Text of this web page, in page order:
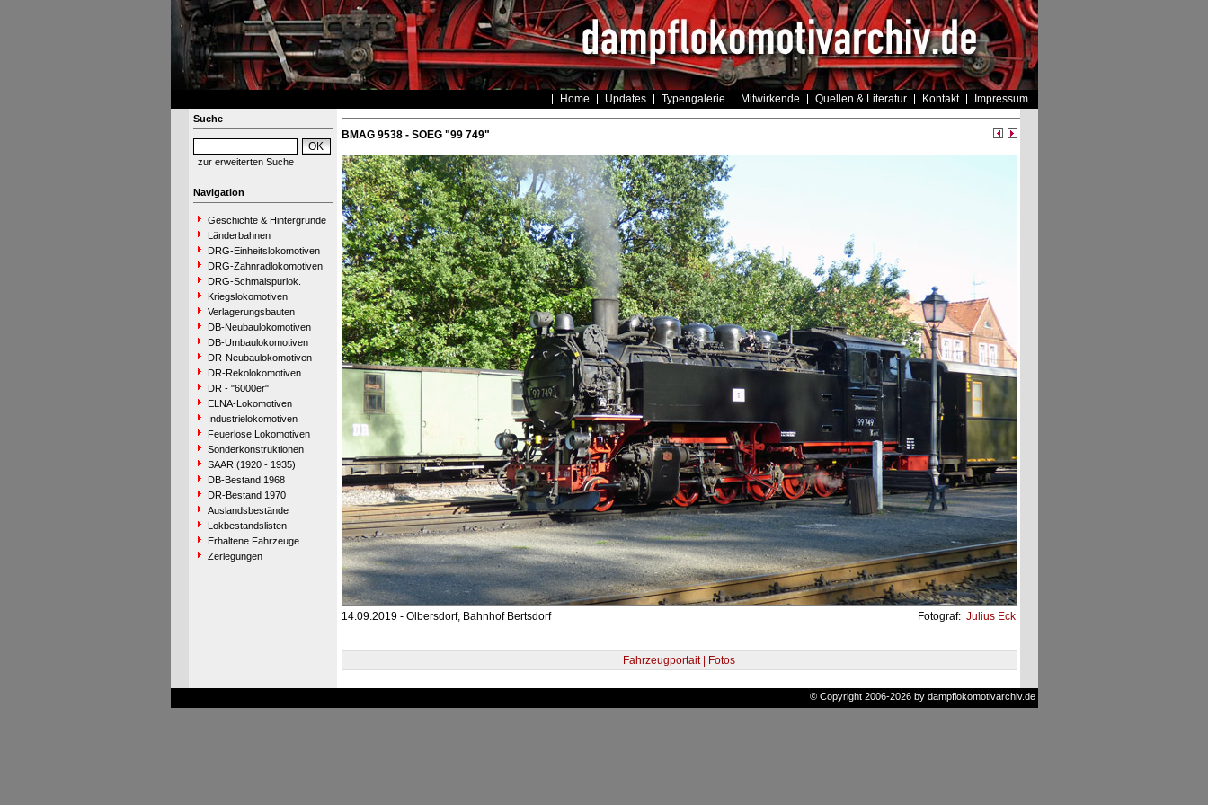
Home Updates Typengalerie Mitwirkende Quellen & Literatur Kontakt Impressum
Suche
zur erweiterten Suche
Navigation
Geschichte & Hintergründe
Länderbahnen
DRG-Einheitslokomotiven
DRG-Zahnradlokomotiven
DRG-Schmalspurlok.
Kriegslokomotiven
Verlagerungsbauten
DB-Neubaulokomotiven
DB-Umbaulokomotiven
DR-Neubaulokomotiven
DR-Rekolokomotiven
DR - "6000er"
ELNA-Lokomotiven
Industrielokomotiven
Feuerlose Lokomotiven
Sonderkonstruktionen
SAAR (1920 - 1935)
DB-Bestand 1968
DR-Bestand 1970
Auslandsbestände
Lokbestandslisten
Erhaltene Fahrzeuge
Zerlegungen
BMAG 9538 - SOEG "99 749"
14.09.2019 - Olbersdorf, Bahnhof Bertsdorf Fotograf: Julius Eck
Fahrzeugportait | Fotos
© Copyright 2006-2026 by dampflokomotivarchiv.de